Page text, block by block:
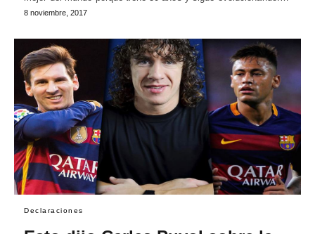
8 noviembre, 2017
Declaraciones